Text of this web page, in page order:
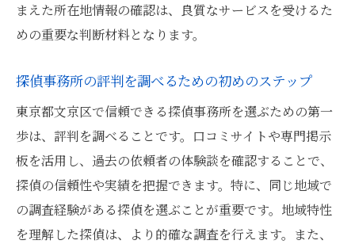
口コミ情報を吟味するポイント
探偵事務所の評価を比較する方法
ネット上での信頼性のある口コミの探し方
探偵事務所に依頼する際の文京区特有の注意点
地域限定サービスの利点と注意点
文京区での調査特有の法律と規制
依頼前に知っておくべき地域特性
地域文化を考慮した探偵の選び方
まえた所在地情報の確認は、良質なサービスを受けるた
めの重要な判断材料となります。
探偵事務所の評判を調べるための初めのステップ
東京都文京区で信頼できる探偵事務所を選ぶための第一
歩は、評判を調べることです。口コミサイトや専門掲示
板を活用し、過去の依頼者の体験談を確認することで、
探偵の信頼性や実績を把握できます。特に、同じ地域で
の調査経験がある探偵を選ぶことが重要です。地域特性
を理解した探偵は、より的確な調査を行えます。また、